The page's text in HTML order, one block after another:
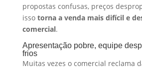
propostas confusas, preços
isso torna a venda mais difícil e
comercial.
Apresentação pobre, equipe
frios
Muitas vezes o comercial reclama